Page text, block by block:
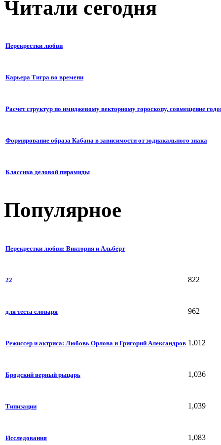
Читали сегодня
Перекрестки любви
Карьера Тигра во времени
Расчет структур по имиджевому векторному гороскопу, совмещение
Формирование образа Кабана в зависимости от зодиакального знака
Классика деловой пирамиды
Популярное
Перекрестки любви: Виктория и Альберт
22 822
для теста словаря 962
Режиссер и актриса: Любовь Орлова и Григорий Александров 1,012
Бродский верный рыцарь 1,036
Типизации 1,039
Исследования 1,083